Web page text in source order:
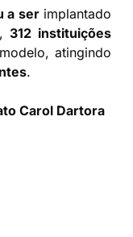
a serimplantado
312 instituições
atingindo
.
Carol Dartora